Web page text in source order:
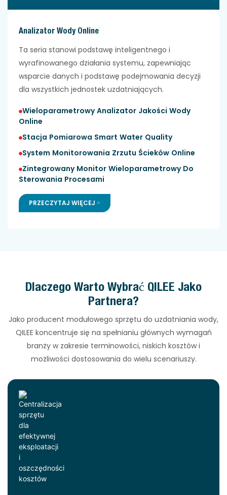
Analizator Wody Online
Ta seria stanowi podstawę inteligentnego i
wyrafinowanego działania systemu, zapewniając
wsparcie danych i podstawę podejmowania decyzji
dla wszystkich jednostek uzdatniających.
Wieloparametrowy Analizator Jakości Wody
Online
Stacja Pomiarowa Smart Water Quality
System Monitorowania Zrzutu Ścieków Online
Zintegrowany Monitor Wieloparametrowy Do
Sterowania Procesami
PRZECZYTAJ WIĘCEJ >
Dlaczego Warto Wybrać QILEE Jako
Partnera?
Jako producent modułowego sprzętu do uzdatniania wody,
QILEE koncentruje się na spełnianiu głównych wymagań
branży w zakresie terminowości, niskich kosztów i
możliwości dostosowania do wielu scenariuszy.